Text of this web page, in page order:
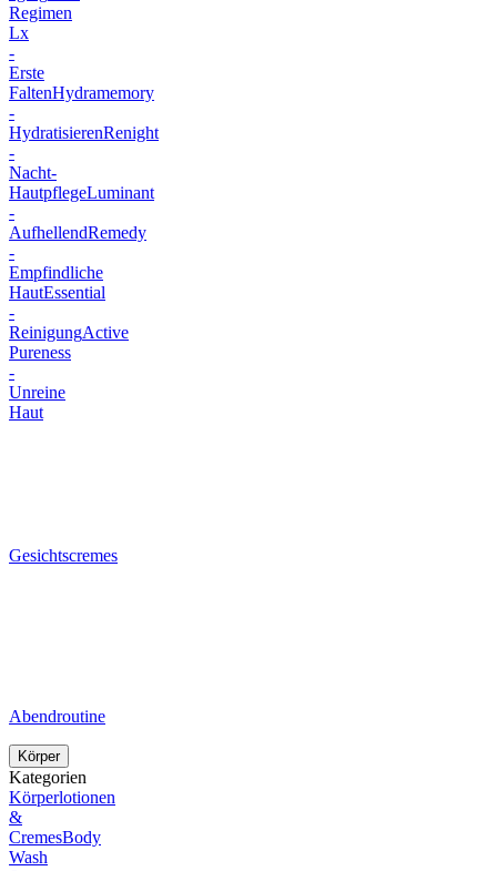
Regimen
Lx
-
Erste
FaltenHydramemory
-
HydratisierenRenight
-
Nacht-
HautpflegeLuminant
-
AufhellendRemedy
-
Empfindliche
HautEssential
-
ReinigungActive
Pureness
-
Unreine
Haut
Gesichtscremes
Abendroutine
Körper
Kategorien
Körperlotionen
&
CremesBody
Wash